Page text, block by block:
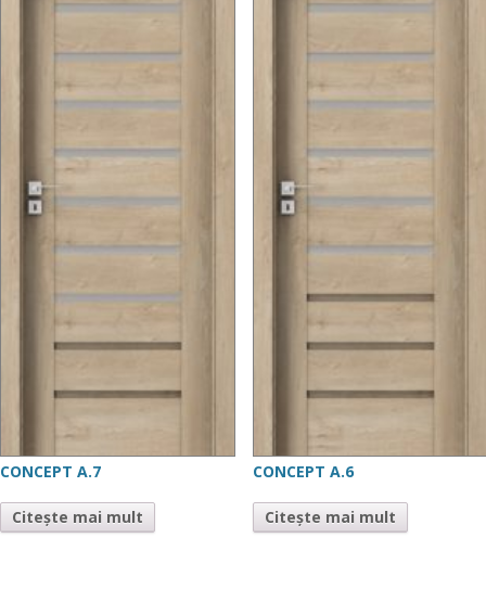
CONCEPT A.7
Citește mai mult
CONCEPT A.6
Citește mai mult